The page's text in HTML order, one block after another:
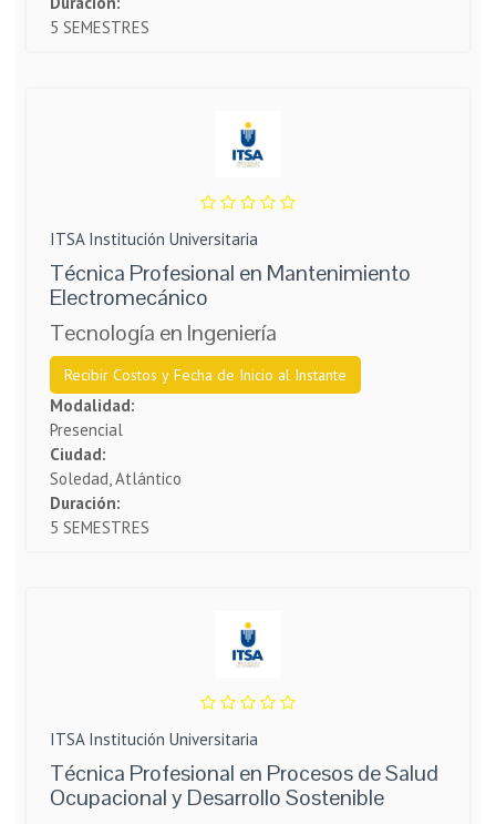
5 SEMESTRES
ITSA Institución Universitaria
Técnica Profesional en Mantenimiento
Electromecánico
Tecnología en Ingeniería
Recibir Costos y Fecha de Inicio al Instante
Modalidad:
Presencial
Ciudad:
Soledad, Atlántico
Duración:
5 SEMESTRES
ITSA Institución Universitaria
Técnica Profesional en Procesos de Salud
Ocupacional y Desarrollo Sostenible